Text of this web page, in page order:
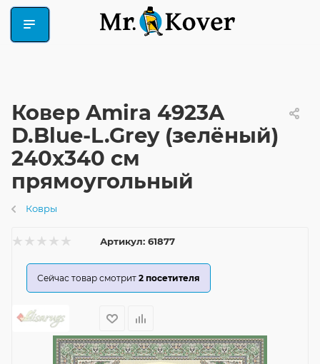
Ковер Amira 4923A
D.Blue-L.Grey (зелёный)
240x340 см
прямоугольный
Ковры
Артикул: 61877
Сейчас товар смотрит 2 посетителя